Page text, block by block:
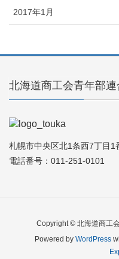
2017年1月
北海道商工会青年部連
札幌市中央区北1条西7丁目
電話番号：011-251-0101
Copyright © 北海道商工
Powered by WordPress